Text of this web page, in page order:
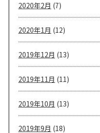
2020年2月 (7)
2020年1月 (12)
2019年12月 (13)
2019年11月 (11)
2019年10月 (13)
2019年9月 (18)